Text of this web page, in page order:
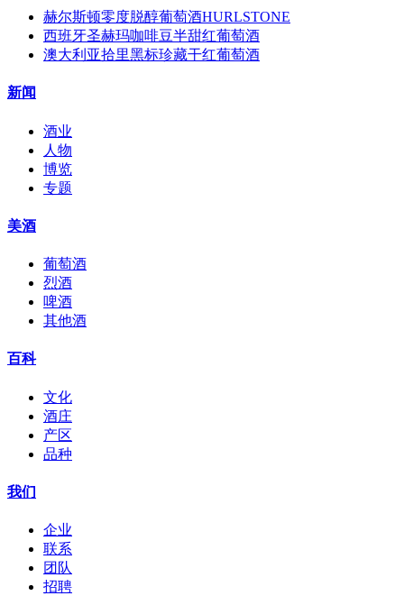
赫尔斯顿零度脱醇葡萄酒HURLSTONE
西班牙圣赫玛咖啡豆半甜红葡萄酒
澳大利亚拾里黑标珍藏干红葡萄酒
新闻
酒业
人物
博览
专题
美酒
葡萄酒
烈酒
啤酒
其他酒
百科
文化
酒庄
产区
品种
我们
企业
联系
团队
招聘